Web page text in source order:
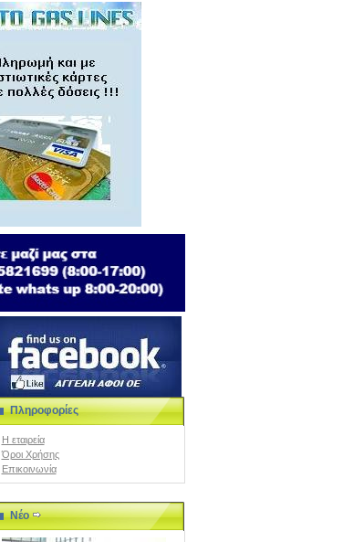
Πληροφορίες
Η εταιρεία
Όροι Χρήσης
Επικοινωνία
Νέο